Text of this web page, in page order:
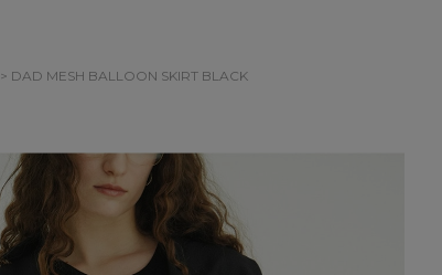
> DAD MESH BALLOON SKIRT BLACK